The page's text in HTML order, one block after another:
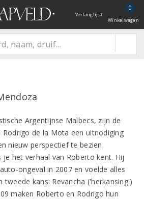
Verlanglijst
0
Winkelwagen
Argentijnse Malbecs, zijn de
de la Mota een uitnodiging
nieuw perspectief te bezien.
je het verhaal van Roberto kent. Hij
ongeval in 2007 en voelde alles
tweede kans: Revancha ('herkansing')
maken Roberto en Rodrigo hun